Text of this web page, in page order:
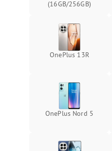
(16GB/256GB)
OnePlus 13R
OnePlus Nord 5